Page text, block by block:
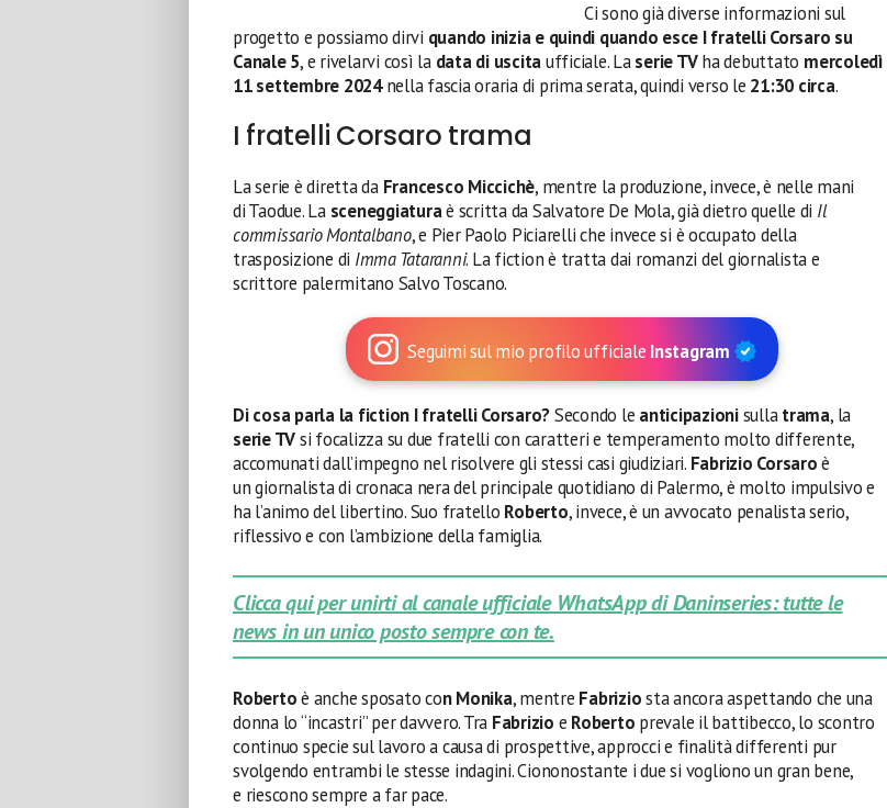
Ci sono già diverse informazioni sul
progetto e possiamo dirvi quando inizia e quindi quando esce I fratelli Corsaro su
Canale 5, e rivelarvi così la data di uscitaufficiale. Laserie TVha debuttato mercoledì
11 settembre 2024nella fascia oraria di prima serata, quindi verso le 21:30 circa.
I fratelli Corsaro trama
La serie è diretta daFrancesco Miccichè, mentre la produzione, invece, è nelle mani
di Taodue. La sceneggiaturaè scritta da Salvatore De Mola, già dietro quelle di Il
commissario Montalbano, e Pier Paolo Piciarelli che invece si è occupato della
trasposizione di Imma Tataranni. La fiction è tratta dai romanzi del giornalista e
scrittore palermitano Salvo Toscano.
Seguimi sul mio profilo ufficiale Instagram
Di cosa parla la fiction I fratelli Corsaro?Secondo le anticipazionisullatrama, la
serie TVsi focalizza su due fratelli con caratteri e temperamento molto differente,
accomunati dall’impegno nel risolvere gli stessi casi giudiziari. Fabrizio Corsaroè
un giornalista di cronaca nera del principale quotidiano di Palermo, è molto impulsivo e
ha l’animo del libertino. Suo fratello Roberto, invece, è un avvocato penalista serio,
riflessivo e con l’ambizione della famiglia.
Clicca qui per unirti al canale ufficiale WhatsApp di Daninseries: tutte le
news in un unico posto sempre con te.
Robertoè anche sposato con Monika, mentre Fabriziosta ancora aspettando che una
donna lo “incastri” per davvero. Tra Fabrizio e Roberto prevale il battibecco, lo scontro
continuo specie sul lavoro a causa di prospettive, approcci e finalità differenti pur
svolgendo entrambi le stesse indagini. Ciononostante i due si vogliono un gran bene,
e riescono sempre a far pace.